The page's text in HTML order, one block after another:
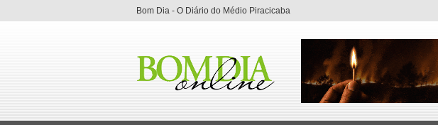
Bom Dia - O Diário do Médio Piracicaba